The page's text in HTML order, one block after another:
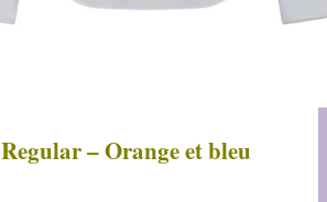
– Orange et bleu